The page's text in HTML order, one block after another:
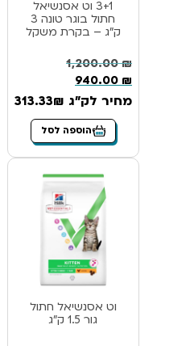
3+1 וט אסנשיאל
חתול בוגר טונה 3
ק”ג – בקרת משקל
1,200.00₪
940.00 ₪
מחיר לק"ג 313.33₪
הוספה לסל
וט אסנשיאל חתול
גור 1.5 ק”ג